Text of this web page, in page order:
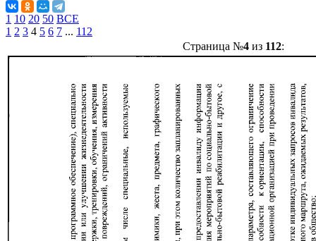
1 10 20 50 ВСЕ
1 2 3 4 5 6 7 ... 112
Страница №4 из 112: